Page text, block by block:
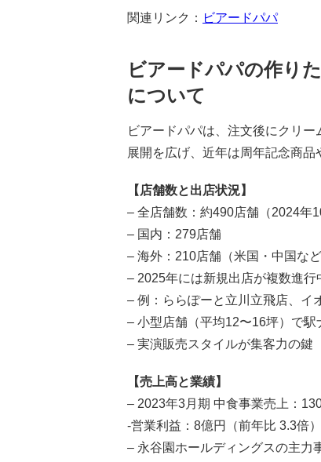
関連リンク： ビアードパパ
ビアードパパの作り
について
ビアードパパは、注文後にクリ
展開を広げ、近年は周年記念商品
【店舗数と出店状況】
– 全店舗数：約490店舗（2024年
– 国内：279店舗
– 海外：210店舗（米国・中国など
– 2025年には新規出店が複数進行
– 例：ららぽーと立川立飛店、イ
– 小型店舗（平均12〜16坪）で
– 実演販売スタイルが集客力の鍵
【売上高と業績】
– 2023年3月期 中食事業売上：
-営業利益：8億円（前年比 3.3倍）
– 永谷園ホールディングスの主力